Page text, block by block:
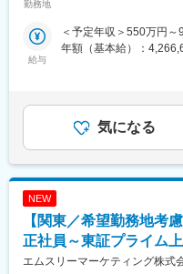
■魅力ポイント：
＜安定性＞
・当社は、東証プライ
グループに属しており
＜社会貢献度の高さ＞
＜頑張りは適切に評価＞
成果に応じた評価制度
も目指せます。
【同社の特徴】
■必ず新薬メーカーのプ
オンコロジーを含め、
シャリスト、ゼネラリ
■少数精鋭ならではの魅
できる環境です～
適切なフォローを実施
め、隙間なくアサイン
うことは決してござい
企業からの満足にもつ
■親身なフォロー体制と
勤務地
給与
＜予定年収＞550万円
年額（基本給）：
給与補足＞■別途、外勤
の上、話し合いで決定
を通じて上下する可能
た表記です。
気になる
NEW
【関東／希望勤務地考
正社員～東証プライム
エムスリーマーケティング株式